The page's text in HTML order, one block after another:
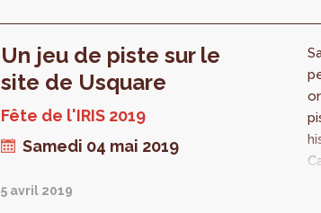
Un jeu de piste sur le
site de Usquare
Fête de l'IRIS 2019
Samedi 04 mai 2019
5 avril 2019